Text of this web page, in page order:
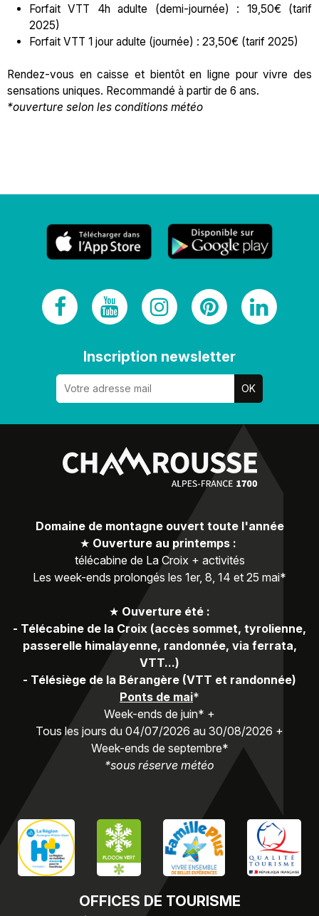
Forfait VTT 4h adulte (demi-journée) : 19,50€ (tarif
2025)
Forfait VTT 1 jour adulte (journée) : 23,50€ (tarif 2025)
Rendez-vous en caisse et bientôt en ligne pour vivre des
sensations uniques. Recommandé à partir de 6 ans.
*ouverture selon les conditions météo
Inscription newsletter
OFFICES DE TOURISME
Domaine de montagne ouvert toute l'année
★ Ouverture au printemps :
télécabine de La Croix + activités
Les week-ends prolongés les 1er, 8, 14 et 25 mai*
★ Ouverture été :
- Télécabine de la Croix (accès sommet, tyrolienne,
passerelle himalayenne, randonnée, via ferrata,
VTT...)
- Télésiège de la Bérangère (VTT et randonnée)
Ponts de mai*
Week-ends de juin* +
Tous les jours du 04/07/2026 au 30/08/2026 +
Week-ends de septembre*
*sous réserve météo